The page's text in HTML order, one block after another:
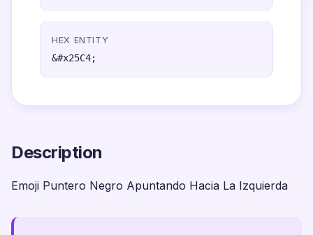
HEX ENTITY
&#x25C4;
Description
Emoji Puntero Negro Apuntando Hacia La Izquierda